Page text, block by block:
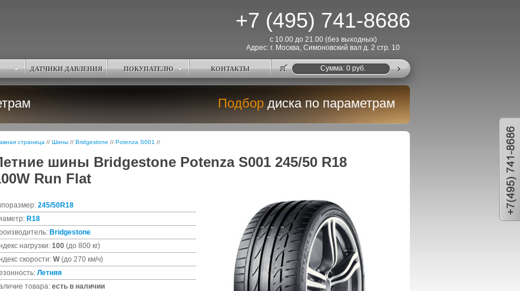
+7 (495) 741-8686
с 10.00 до 21.00 (без выходных)
Адрес: г. Москва, Симоновский вал д. 2 стр. 10
ДАТЧИКИ ДАВЛЕНИЯ ПОКУПАТЕЛЮ КОНТАКТЫ Cумма: 0руб.
Подбор диска по параметрам
страница // Шины // Bridgestone // Potenza S001 //
шины Bridgestone Potenza S001 245/50 R18
Run Flat
245/50R18
R18
Bridgestone
нагрузки: 100 (до 800 кг)
скорости: W(до 270 км/ч)
Летняя
товара: есть в наличии